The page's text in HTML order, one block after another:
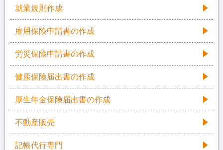
就業規則作成
雇用保険申請書の作成
労災保険申請書の作成
健康保険届出書の作成
厚生年金保険届出書の作成
不動産販売
記帳代行専門